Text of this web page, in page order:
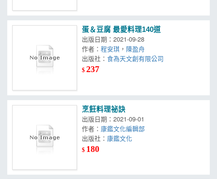
蛋＆豆腐 最愛料理140道
出版日期：2021-09-28
作者：程安琪 ， 陳盈舟
出版社：
$237
烹飪料理祕訣
出版日期：2021-09-01
作者： 康鑑文化編輯部
出版社：
$ 180